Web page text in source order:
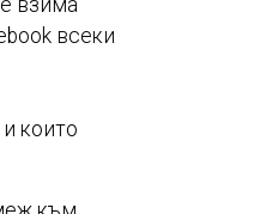
взима
всеки
които